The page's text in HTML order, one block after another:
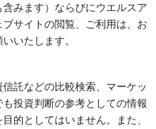
みます）ならびにウエルスア
サイトの閲覧、ご利用は、お
いたします。
託などの比較検索、マーケッ
投資判断の参考としての情報
的としてはいません。また、